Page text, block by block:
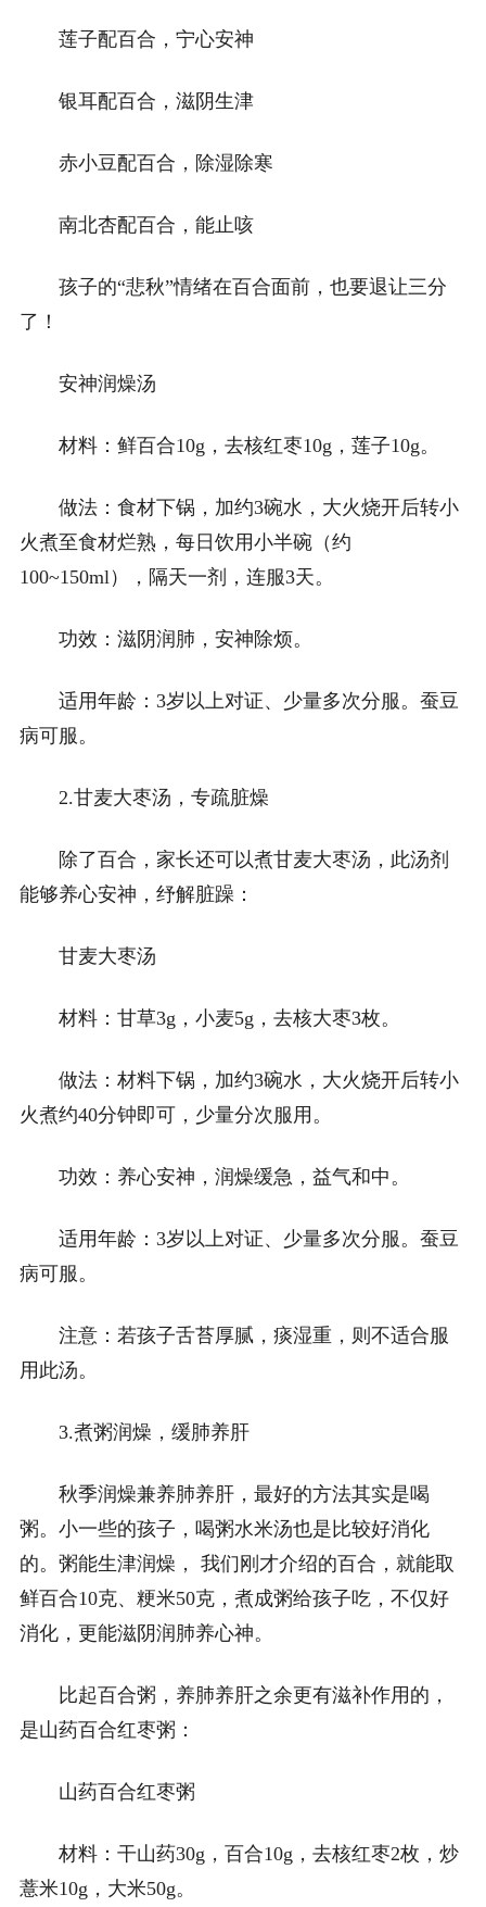
莲子配百合，宁心安神
银耳配百合，滋阴生津
赤小豆配百合，除湿除寒
南北杏配百合，能止咳
孩子的“悲秋”情绪在百合面前，也要退让三分
了！
安神润燥汤
材料：鲜百合10g，去核红枣10g，莲子10g。
做法：食材下锅，加约3碗水，大火烧开后转小
火煮至食材烂熟，每日饮用小半碗（约
100~150ml），隔天一剂，连服3天。
功效：滋阴润肺，安神除烦。
适用年龄：3岁以上对证、少量多次分服。蚕豆
病可服。
2.甘麦大枣汤，专疏脏燥
除了百合，家长还可以煮甘麦大枣汤，此汤剂
能够养心安神，纾解脏躁：
甘麦大枣汤
材料：甘草3g，小麦5g，去核大枣3枚。
做法：材料下锅，加约3碗水，大火烧开后转小
火煮约40分钟即可，少量分次服用。
功效：养心安神，润燥缓急，益气和中。
适用年龄：3岁以上对证、少量多次分服。蚕豆
病可服。
注意：若孩子舌苔厚腻，痰湿重，则不适合服
用此汤。
3.煮粥润燥，缓肺养肝
秋季润燥兼养肺养肝，最好的方法其实是喝
粥。小一些的孩子，喝粥水米汤也是比较好消化
的。粥能生津润燥， 我们刚才介绍的百合，就能取
鲜百合10克、粳米50克，煮成粥给孩子吃，不仅好
消化，更能滋阴润肺养心神。
比起百合粥，养肺养肝之余更有滋补作用的，
是山药百合红枣粥：
山药百合红枣粥
材料：干山药30g，百合10g，去核红枣2枚，炒
薏米10g，大米50g。